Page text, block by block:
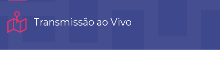
Transmissão ao Vivo